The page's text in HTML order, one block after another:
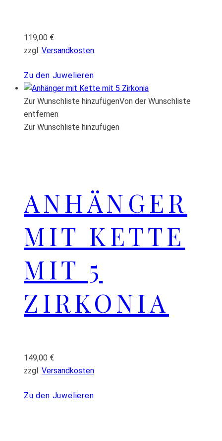
119,00 €
zzgl. Versandkosten
Zu den Juwelieren
Zur Wunschliste hinzufügenVon der Wunschliste
entfernen
Zur Wunschliste hinzufügen
ANHÄNGER
MIT KETTE
MIT 5
ZIRKONIA
149,00 €
zzgl. Versandkosten
Zu den Juwelieren